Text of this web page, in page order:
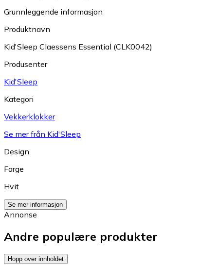
Grunnleggende informasjon
Produktnavn
Kid'Sleep Claessens Essential (CLK0042)
Produsenter
Kid'Sleep
Kategori
Vekkerklokker
Se mer från Kid'Sleep
Design
Farge
Hvit
Se mer informasjon
Annonse
Andre populære produkter
Hopp over innholdet